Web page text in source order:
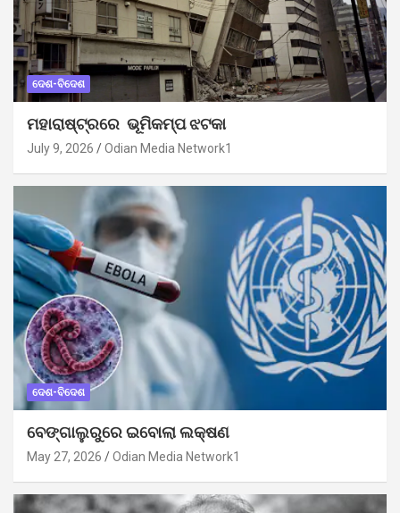
ଦେଶ-ବିଦେଶ
ମହାରାଷ୍ଟ୍ରରେ ଭୂମିକମ୍ପ ଝଟକା
July 9, 2026 Odian Media Network1
ଦେଶ-ବିଦେଶ
ବେଙ୍ଗାଲୁରୁରେ ଇବୋଲା ଲକ୍ଷଣ
May 27, 2026 Odian Media Network1